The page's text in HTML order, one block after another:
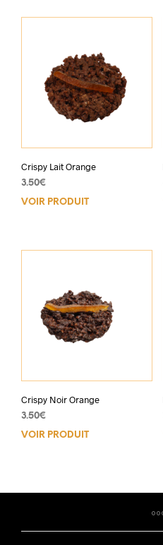
Crispy Lait Orange
3.50€
VOIR PRODUIT
Crispy Noir Orange
3.50€
VOIR PRODUIT